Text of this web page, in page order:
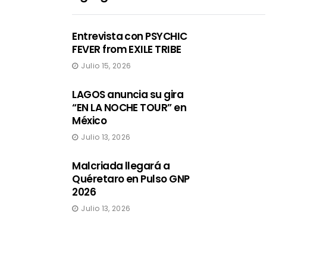
Entrevista con PSYCHIC
FEVER from EXILE TRIBE
Julio 15, 2026
LAGOS anuncia su gira
“EN LA NOCHE TOUR” en
México
Julio 13, 2026
Malcriada llegará a
Quéretaro en Pulso GNP
2026
Julio 13, 2026